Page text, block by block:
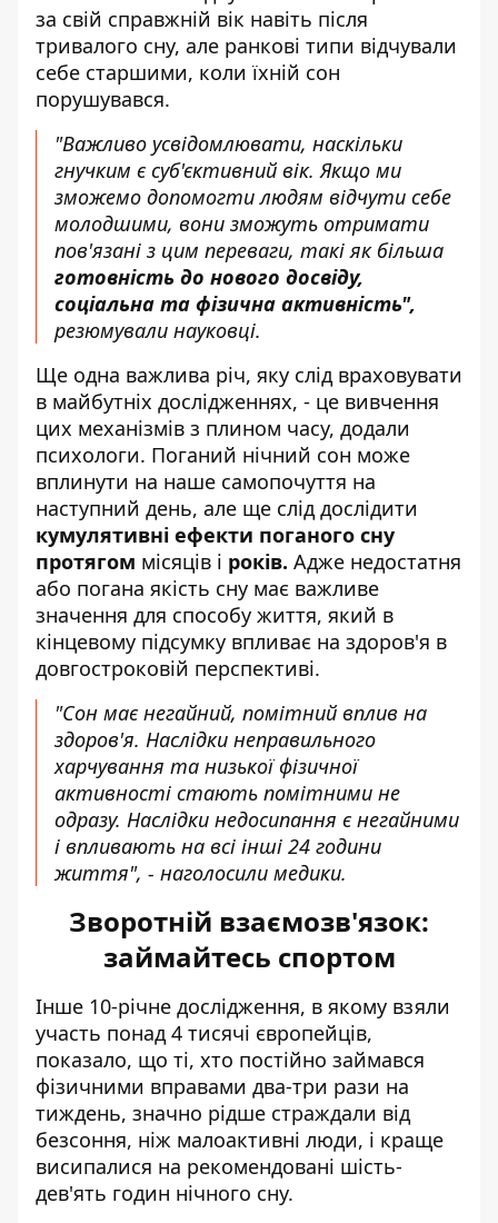
за свій справжній вік навіть після
тривалого сну, але ранкові типи відчували
себе старшими, коли їхній сон
порушувався.
"Важливо усвідомлювати, наскільки
гнучким є суб'єктивний вік. Якщо ми
зможемо допомогти людям відчути себе
молодшими, вони зможуть отримати
пов'язані з цим переваги, такі як більша
готовність до нового досвіду,
соціальна та фізична активність",
резюмували науковці.
Ще одна важлива річ, яку слід враховувати
в майбутніх дослідженнях, - це вивчення
цих механізмів з плином часу, додали
психологи. Поганий нічний сон може
вплинути на наше самопочуття на
наступний день, але ще слід дослідити
кумулятивні ефекти поганого сну
протягом місяців і років. Адже недостатня
або погана якість сну має важливе
значення для способу життя, який в
кінцевому підсумку впливає на здоров'я в
довгостроковій перспективі.
"Сон має негайний, помітний вплив на
здоров'я. Наслідки неправильного
харчування та низької фізичної
активності стають помітними не
одразу. Наслідки недосипання є негайними
і впливають на всі інші 24 години
життя", - наголосили медики.
Зворотній взаємозв'язок:
займайтесь спортом
Інше 10-річне дослідження, в якому взяли
участь понад 4 тисячі європейців,
показало, що ті, хто постійно займався
фізичними вправами два-три рази на
тиждень, значно рідше страждали від
безсоння, ніж малоактивні люди, і краще
висипалися на рекомендовані шість-
дев'ять годин нічного сну.